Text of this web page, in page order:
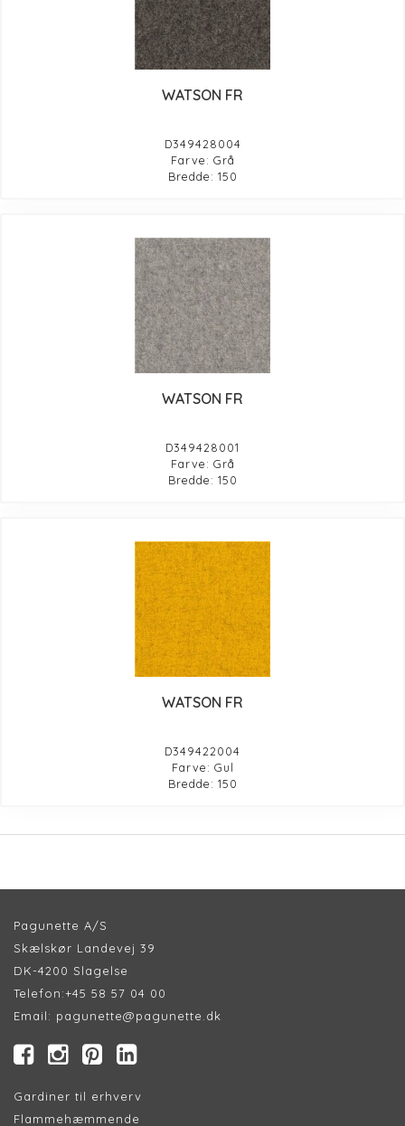
WATSON FR
D349428004
Farve: Grå
Bredde: 150
WATSON FR
D349428001
Farve: Grå
Bredde: 150
WATSON FR
D349422004
Farve: Gul
Bredde: 150
Pagunette A/S
Skælskør Landevej 39
DK-4200 Slagelse
Telefon:+45 58 57 04 00
Email: pagunette@pagunette.dk
Gardiner til erhverv
Flammehæmmende